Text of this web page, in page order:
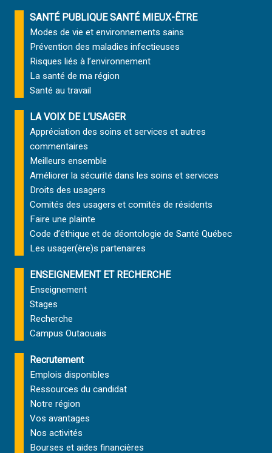
SANTÉ PUBLIQUE SANTÉ MIEUX-ÊTRE
Modes de vie et environnements sains
Prévention des maladies infectieuses
Risques liés à l’environnement
La santé de ma région
Santé au travail
LA VOIX DE L’USAGER
Appréciation des soins et services et autres
commentaires
Meilleurs ensemble
Améliorer la sécurité dans les soins et services
Droits des usagers
Comités des usagers et comités de résidents
Faire une plainte
Code d’éthique et de déontologie de Santé Québec
Les usager(ère)s partenaires
ENSEIGNEMENT ET RECHERCHE
Enseignement
Stages
Recherche
Campus Outaouais
Recrutement
Emplois disponibles
Ressources du candidat
Notre région
Vos avantages
Nos activités
Bourses et aides financières